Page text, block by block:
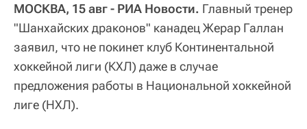
МОСКВА, 15 авг - РИА Новости. Главный тренер
"Шанхайских драконов" канадец Жерар Галлан
заявил, что не покинет клуб Континентальной
хоккейной лиги (КХЛ) даже в случае
предложения работы в Национальной хоккейной
лиге (НХЛ).